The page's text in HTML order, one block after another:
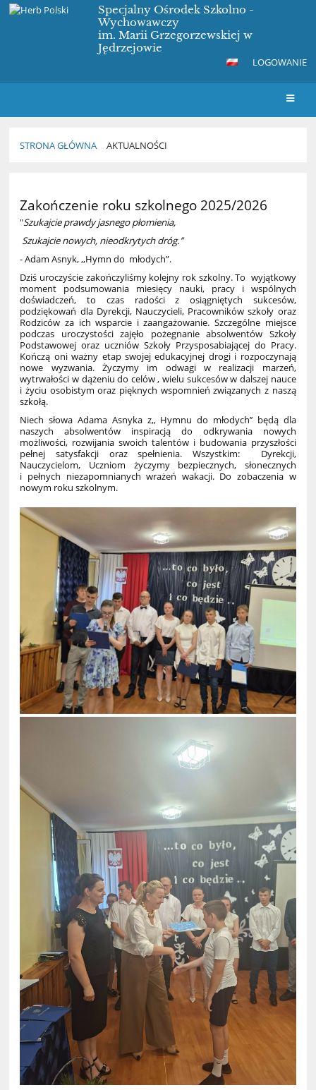
Specjalny Ośrodek Szkolno -
Wychowawczy
im. Marii Grzegorzewskiej w
Jędrzejowie
LOGOWANIE
STRONA GŁÓWNA AKTUALNOŚCI
Zakończenie roku szkolnego 2025/2026
"Szukajcie prawdy jasnego płomienia,
Szukajcie nowych, nieodkrytych dróg.’’
- Adam Asnyk, ,,Hymn do młodych”.
Dziś uroczyście zakończyliśmy kolejny rok szkolny. To wyjątkowy
moment podsumowania miesięcy nauki, pracy i wspólnych
doświadczeń, to czas radości z osiągniętych sukcesów,
podziękowań dla Dyrekcji, Nauczycieli, Pracowników szkoły oraz
Rodziców za ich wsparcie i zaangażowanie. Szczególne miejsce
podczas uroczystości zajęło pożegnanie absolwentów Szkoły
Podstawowej oraz uczniów Szkoły Przysposabiającej do Pracy.
Kończą oni ważny etap swojej edukacyjnej drogi i rozpoczynają
nowe wyzwania. Życzymy im odwagi w realizacji marzeń,
wytrwałości w dążeniu do celów , wielu sukcesów w dalszej nauce
i życiu osobistym oraz pięknych wspomnień związanych z naszą
szkołą.
Niech słowa Adama Asnyka z,, Hymnu do młodych’’ będą dla
naszych absolwentów inspiracją do odkrywania nowych
możliwości, rozwijania swoich talentów i budowania przyszłości
pełnej satysfakcji oraz spełnienia. Wszystkim: Dyrekcji,
Nauczycielom, Uczniom życzymy bezpiecznych, słonecznych
i pełnych niezapomnianych wrażeń wakacji. Do zobaczenia w
nowym roku szkolnym.